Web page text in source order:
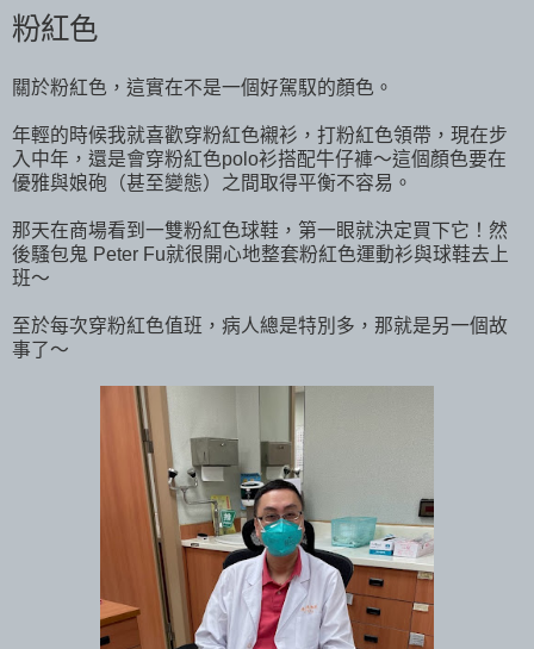
粉紅色
關於粉紅色，這實在不是一個好駕馭的顏色。
年輕的時候我就喜歡穿粉紅色襯衫，打粉紅色領帶，現在步
入中年，還是會穿粉紅色polo衫搭配牛仔褲～這個顏色要在
優雅與娘砲（甚至變態）之間取得平衡不容易。
那天在商場看到一雙粉紅色球鞋，第一眼就決定買下它！然
後騷包鬼 Peter Fu就很開心地整套粉紅色運動衫與球鞋去上
班～
至於每次穿粉紅色值班，病人總是特別多，那就是另一個故
事了～